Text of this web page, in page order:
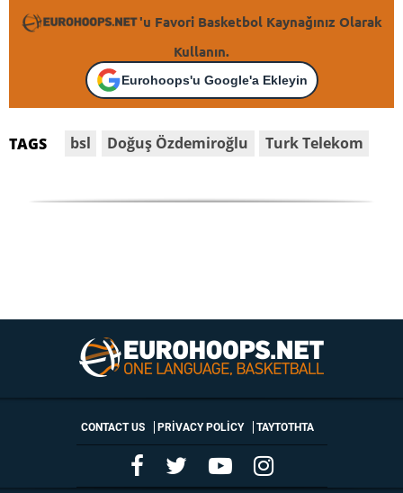
'u Favori Basketbol Kaynağınız Olarak
Kullanın.
Eurohoops'u Google'a Ekleyin
TAGS bsl Doğuş Özdemiroğlu Turk Telekom
CONTACT US PRIVACY POLICY ΤΑΥΤΟΤΗΤΑ